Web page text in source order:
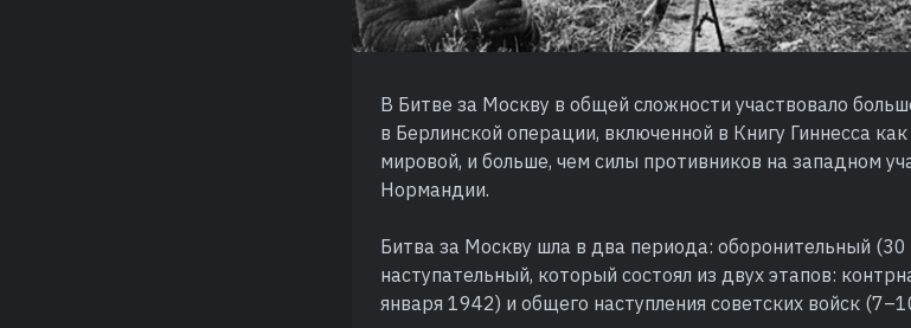
В Битве за Москву в общей сложности участвовало
в Берлинской операции, включенной в Книгу Гиннесса
мировой, и больше, чем силы противников на западном
Нормандии.
Битва за Москву шла в два периода: оборонительный
наступательный, который состоял из двух этапов:
января 1942) и общего наступления советских войск